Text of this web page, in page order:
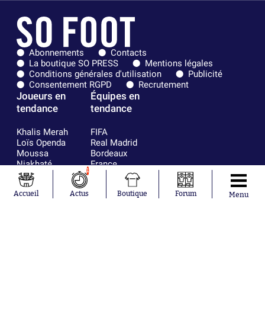
Abonnements
Contacts
La boutique SO PRESS
Mentions légales
Conditions générales d'utilisation
Publicité
Consentement RGPD
Recrutement
Joueurs en
tendance
Khalis Merah
Loïs Openda
Moussa
Niakhaté
Nicolás
Tagliafico
Pavel Šulc
Équipes en
tendance
FIFA
Real Madrid
Bordeaux
France
Paris Saint-
Germain
Accueil
1
Actus Boutique Forum Menu